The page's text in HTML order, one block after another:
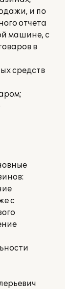
и по
отчета
машине, с
в
средств
с